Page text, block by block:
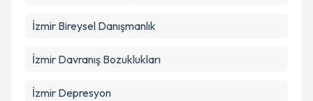
İzmir Bireysel Danışmanlık
İzmir Davranış Bozuklukları
İzmir Depresyon